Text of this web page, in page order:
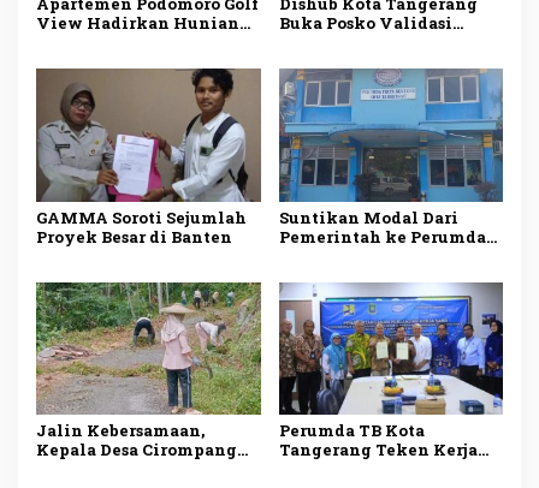
View Hadirkan Hunian
Cimanggis
Buka Posko Validasi
GAMMA Soroti Sejumlah
Proyek Besar di Banten
Suntikan Modal Dari
Pemerintah ke Perumda
Jalin Kebersamaan,
Kepala Desa Cirompang
Perumda TB Kota
Tangerang Teken Kerja